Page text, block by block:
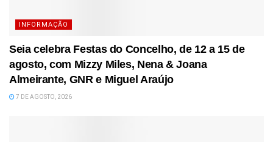
INFORMAÇÃO
Seia celebra Festas do Concelho, de 12 a 15 de
agosto, com Mizzy Miles, Nena & Joana
Almeirante, GNR e Miguel Araújo
7 DE AGOSTO, 2026